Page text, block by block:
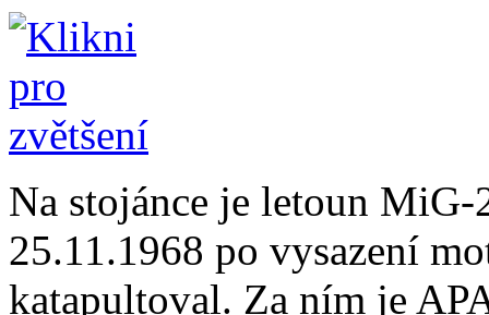
Na stojánce je letoun MiG-
25.11.1968 po vysazení
katapultoval. Za ním je